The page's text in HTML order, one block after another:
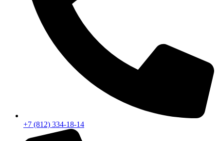
+7 (812) 334-18-14